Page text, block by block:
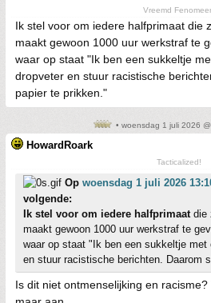
Vreemd
Ik stel voor om iedere halfprimaat die
maakt gewoon 1000 uur werkstraf te
waar op staat "Ik ben een sukkeltje
dropveter en stuur racistische
papier te prikken."
• woensdag 1 juli 2026
HowardRoark
Tacticalized!
Op woensdag 1 juli 2026
volgende:
Ik stel voor om iedere halfprimaatdie
maakt gewoon 1000 uur werkstraf te
waar op staat "Ik ben een sukkeltje met
en stuur racistische berichten. Daarom
Is dit niet ontmenselijking en